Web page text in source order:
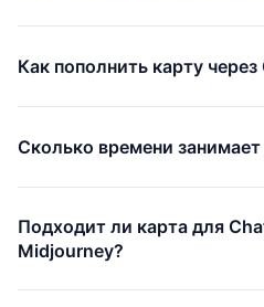
Как пополнить карту
Сколько времени
Подходит ли карта для
Midjourney?